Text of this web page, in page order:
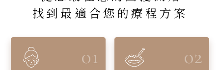
找到最適合您的療程方案
01 02